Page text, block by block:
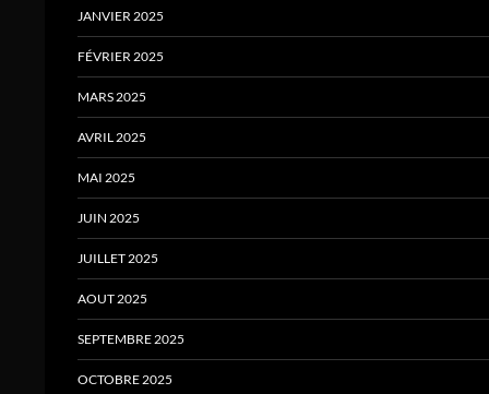
JANVIER 2025
FÉVRIER 2025
MARS 2025
AVRIL 2025
MAI 2025
JUIN 2025
JUILLET 2025
AOUT 2025
SEPTEMBRE 2025
OCTOBRE 2025